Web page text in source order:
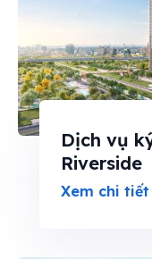
Dịch vụ
Riverside
Xem chi tiết